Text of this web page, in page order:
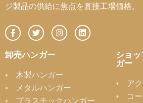
ジ製品の供給に焦点を直接工場価格。
卸売ハンガー
木製ハンガー
メタルハンガー
プラスチックハンガー
ショ
ガー
ア
コ